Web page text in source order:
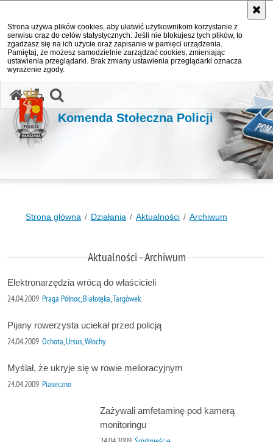
Strona używa plików cookies, aby ułatwić użytkownikom korzystanie z
serwisu oraz do celów statystycznych. Jeśli nie blokujesz tych plików, to
zgadzasz się na ich użycie oraz zapisanie w pamięci urządzenia.
Pamiętaj, że możesz samodzielnie zarządzać cookies, zmieniając
ustawienia przeglądarki. Brak zmiany ustawienia przeglądarki oznacza
wyrażenie zgody.
Komenda Stołeczna Policji
Strona główna Działania Aktualności Archiwum
Aktualności - Archiwum
Elektronarzędzia wrócą do właścicieli
24.04.2009 Praga Północ, Białołęka, Targówek
Pijany rowerzysta uciekał przed policją
24.04.2009 Ochota, Ursus, Włochy
Myślał, że ukryje się w rowie melioracyjnym
24.04.2009 Piaseczno
Zażywali amfetaminę pod kamerą
monitoringu